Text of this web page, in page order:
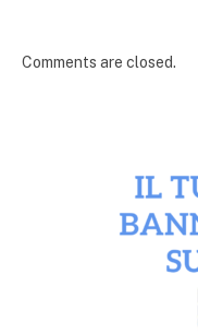
Comments are closed.